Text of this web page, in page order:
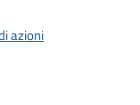
azioni